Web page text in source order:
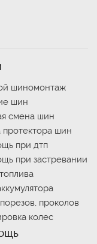
шиномонтаж
шин
смена шин
протектора шин
при дтп
при застревании
проколов
колес